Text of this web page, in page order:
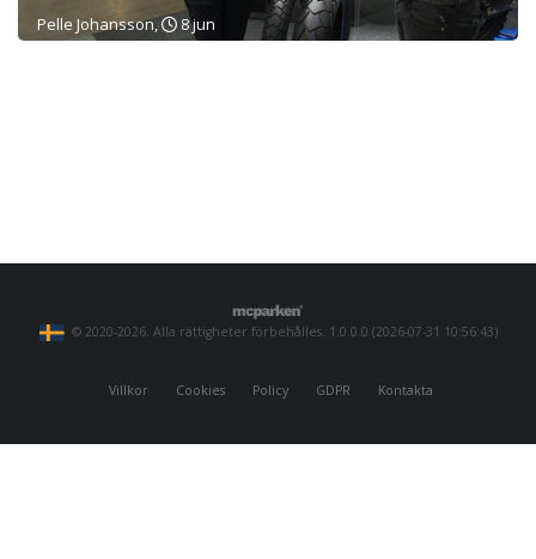
Pelle Johansson, 8 jun
© 2020-2026. Alla rättigheter förbehålles. 1.0.0.0 (2026-07-31 10:56:43)
Villkor Cookies Policy GDPR Kontakta